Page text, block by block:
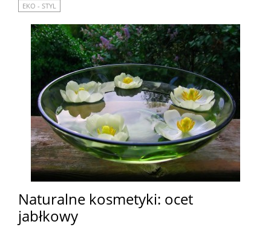
EKO - STYL
Naturalne kosmetyki: ocet
jabłkowy